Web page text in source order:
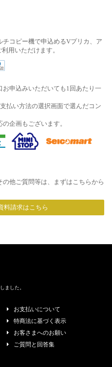
コピー機で申込めるVプリカ、ア
用いただけます。
申込みいただいても1回あたり一
払い方法の選択画面で選んだコン
企画もございます。
他ご質問等は、まずはこちらから
料請求はこちら
ました。
お支払いについて
特商法に基づく表示
お客さまへのお願い
ご質問と回答集